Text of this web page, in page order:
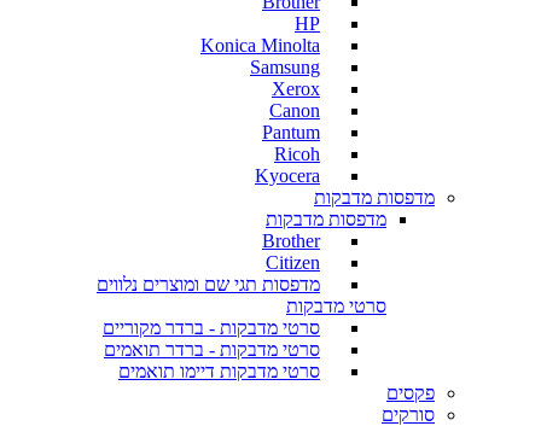
HP
Konica Minolta
Samsung
Xerox
Canon
Pantum
Ricoh
Kyocera
מדפסות מדבקות
מדפסות מדבקות
Brother
Citizen
מדפסות תגי שם ומוצרים נלווים
סרטי מדבקות
סרטי מדבקות - ברדר מקוריים
סרטי מדבקות - ברדר תואמים
סרטי מדבקות דיימו תואמים
פקסים
סורקים